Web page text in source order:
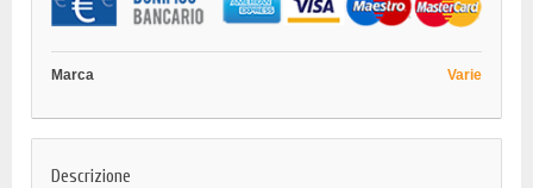
Marca Varie
Descrizione